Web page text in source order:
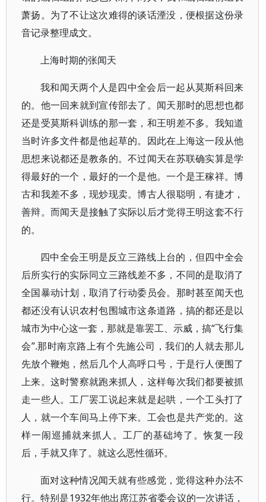
萧扬。为了不让这次难得的谈话湮没，便根据这份录
音记录整理成文。
上海时期的张闻天
我和闻天两个人是四中全会后一起从莫斯科回来
的。他一回来就到宣传部去了。闻天那时的思想也都
还是受莫斯科训练的那一套，和王明差不多。我知道
当时许多文件都是他起草的。因此在上海这一段从他
思想来说都还是教条的。不过闻天在苏联确实算是学
得最好的一个，最好的一个是他。一个是王稼祥。博
古和我差不多，现炒现卖。博古人很聪明，有捷才，
善辩。而闻天是接触了实际以后才觉得王明这套不行
的。
四中全会王明是反立三路线上台的，但四中全会
后所实行的实际同立三路线差不多，不同的是取消了
全国暴动计划，取消了行动委员会。那时甚至闻天也
都还没有认识农村包围城市这条道路，搞的都还是以
城市为中心这一套，那就是靠罢工、示威，搞“飞行集
会”.那时南京路上有个先施公司，我们的人就去那儿
先放个鞭炮，然后几个人高呼口号，于是行人便围了
上来。这时警察就跑来抓人，这样每次我们都要被抓
走一些人。工厂罢工说起来就是起哄，一个工头打了
人，就一个车间马上停下来。工会也是共产党的。这
样一闹巡捕就来抓人。工厂的基础垮了。恢复一段
后，手就又痒了。就这么恶性循环。
面对这种情况闻天就有些感觉，觉得这种办法不
行。特别是1932年他出席江苏省委会议的一次讲话，